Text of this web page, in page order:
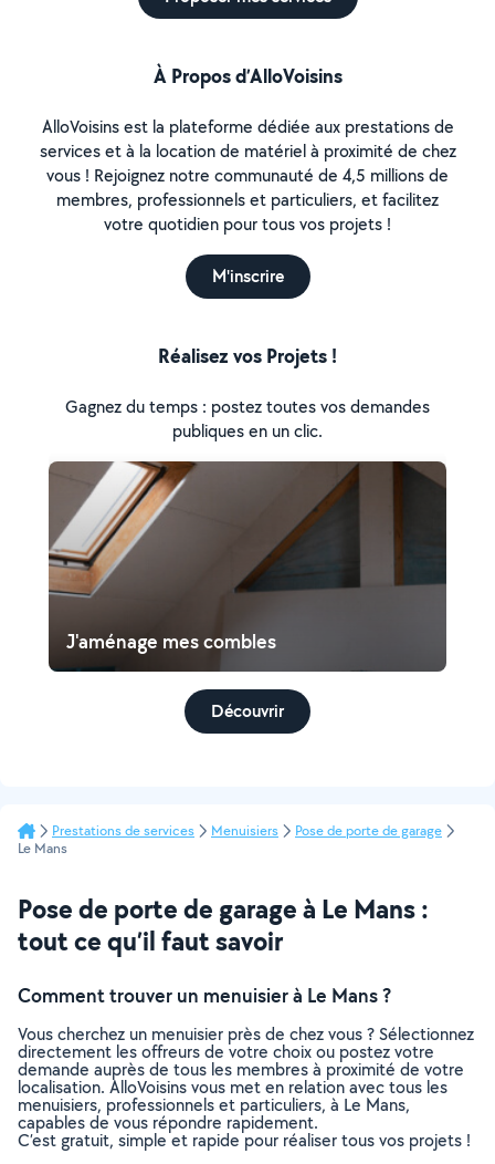
À Propos d’AlloVoisins
AlloVoisins est la plateforme dédiée aux prestations de
services et à la location de matériel à proximité de chez
vous ! Rejoignez notre communauté de 4,5 millions de
membres, professionnels et particuliers, et facilitez
votre quotidien pour tous vos projets !
M'inscrire
Réalisez vos Projets !
Gagnez du temps : postez toutes vos demandes
publiques en un clic.
J'aménage mes combles
Découvrir
Prestations de services Menuisiers
Pose de porte de garage
Le Mans
Pose de porte de garage à Le Mans :
tout ce qu’il faut savoir
Comment trouver un menuisier à Le Mans ?
Vous cherchez un menuisier près de chez vous ? Sélectionnez
directement les offreurs de votre choix ou postez votre
demande auprès de tous les membres à proximité de votre
localisation. AlloVoisins vous met en relation avec tous les
menuisiers, professionnels et particuliers, à Le Mans,
capables de vous répondre rapidement.
C’est gratuit, simple et rapide pour réaliser tous vos projets !